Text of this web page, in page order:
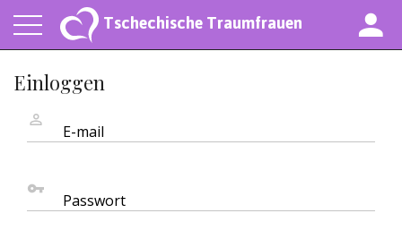
Tschechische Traumfrauen
Einloggen
E-mail
Passwort